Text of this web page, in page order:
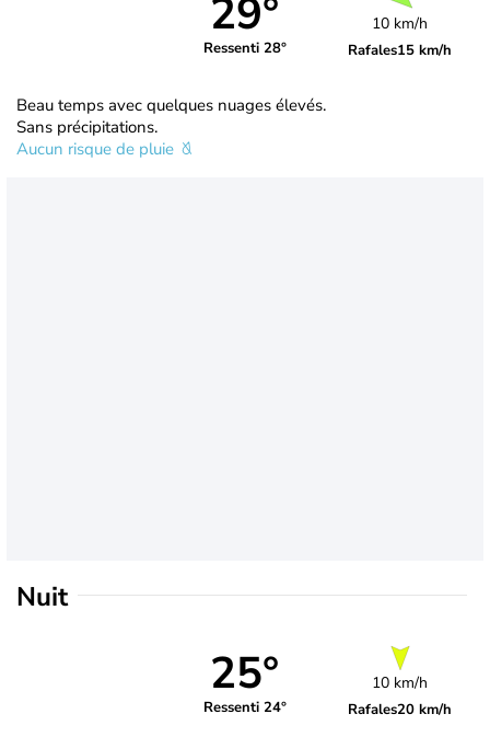
29°
Ressenti 28°
10 km/h
Rafales15 km/h
Beau temps avec quelques nuages élevés.
Sans précipitations.
Aucun risque de pluie
Nuit
25°
Ressenti 24°
10 km/h
Rafales20 km/h